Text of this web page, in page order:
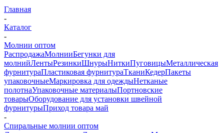
Главная
-
Каталог
-
Молнии оптом
РаспродажаМолнииБегунки для
молнийЛентыРезинкиШнурыНиткиПуговицыМеталлическая
фурнитураПластиковая фурнитураТканиКедерПакеты
упаковочныеМаркировка для одеждыНетканые
полотнаУпаковочные материалыПортновские
товарыОборудование для установки швейной
фурнитурыПриход товара май
-
Спиральные молнии оптом